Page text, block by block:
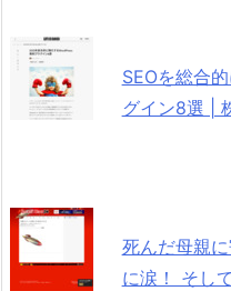
SEOを総合
グイン8選 |
死んだ母親
に涙！ そし